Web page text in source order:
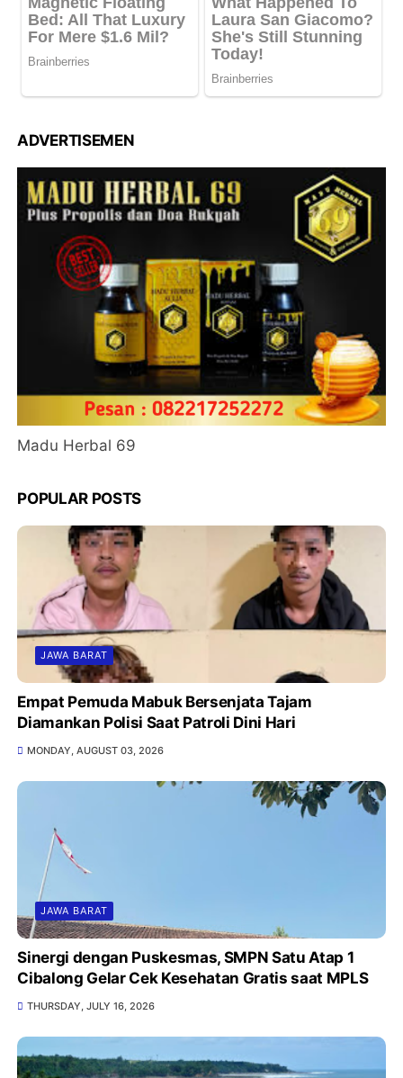
ADVERTISEMEN
Madu Herbal 69
POPULAR POSTS
JAWA BARAT
Empat Pemuda Mabuk Bersenjata Tajam
Diamankan Polisi Saat Patroli Dini Hari
MONDAY, AUGUST 03, 2026
JAWA BARAT
Sinergi dengan Puskesmas, SMPN Satu Atap 1
Cibalong Gelar Cek Kesehatan Gratis saat MPLS
THURSDAY, JULY 16, 2026